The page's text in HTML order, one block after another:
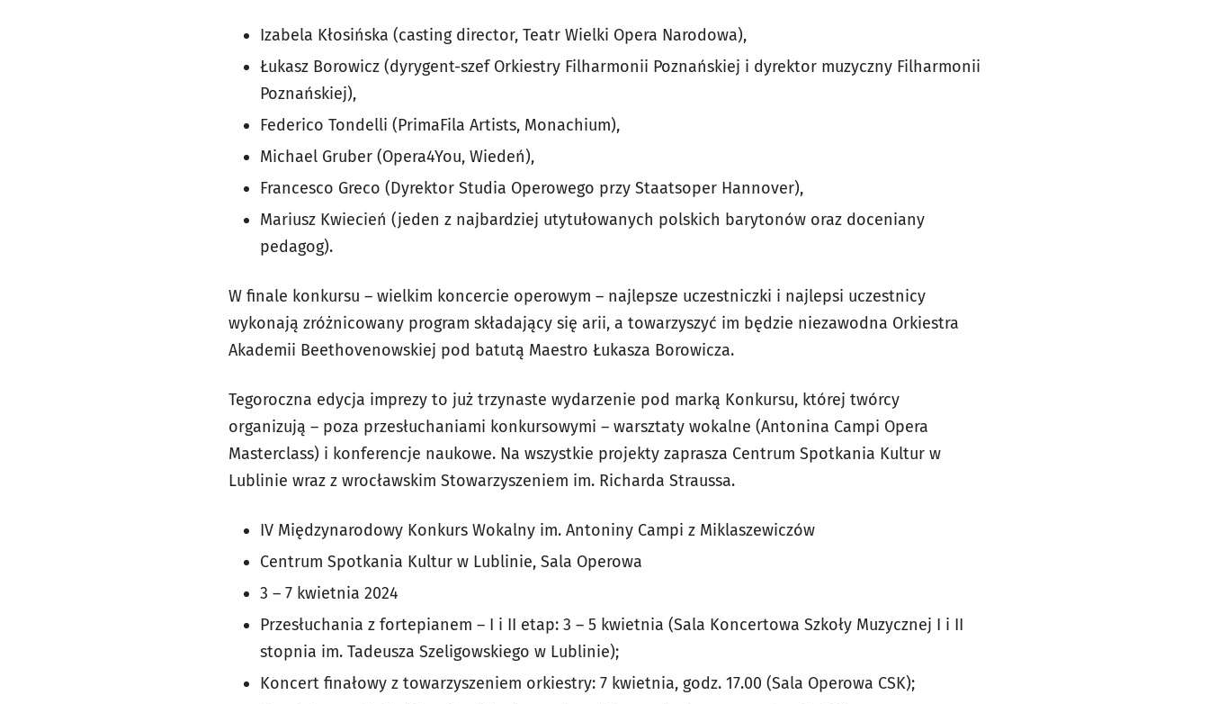
Izabela Kłosińska (casting director, Teatr Wielki Opera Narodowa),
Łukasz Borowicz (dyrygent-szef Orkiestry Filharmonii Poznańskiej i dyrektor muzyczny Filharmonii
Poznańskiej),
Federico Tondelli (PrimaFila Artists, Monachium),
Michael Gruber (Opera4You, Wiedeń),
Francesco Greco (Dyrektor Studia Operowego przy Staatsoper Hannover),
Mariusz Kwiecień (jeden z najbardziej utytułowanych polskich barytonów oraz doceniany
pedagog).
W finale konkursu – wielkim koncercie operowym – najlepsze uczestniczki i najlepsi uczestnicy
wykonają zróżnicowany program składający się arii, a towarzyszyć im będzie niezawodna Orkiestra
Akademii Beethovenowskiej pod batutą Maestro Łukasza Borowicza.
Tegoroczna edycja imprezy to już trzynaste wydarzenie pod marką Konkursu, której twórcy
organizują – poza przesłuchaniami konkursowymi – warsztaty wokalne (Antonina Campi Opera
Masterclass) i konferencje naukowe. Na wszystkie projekty zaprasza Centrum Spotkania Kultur w
Lublinie wraz z wrocławskim Stowarzyszeniem im. Richarda Straussa.
IV Międzynarodowy Konkurs Wokalny im. Antoniny Campi z Miklaszewiczów
Centrum Spotkania Kultur w Lublinie, Sala Operowa
3 – 7 kwietnia 2024
Przesłuchania z fortepianem – I i II etap: 3 – 5 kwietnia (Sala Koncertowa Szkoły Muzycznej I i II
stopnia im. Tadeusza Szeligowskiego w Lublinie);
Koncert finałowy z towarzyszeniem orkiestry: 7 kwietnia, godz. 17.00 (Sala Operowa CSK);